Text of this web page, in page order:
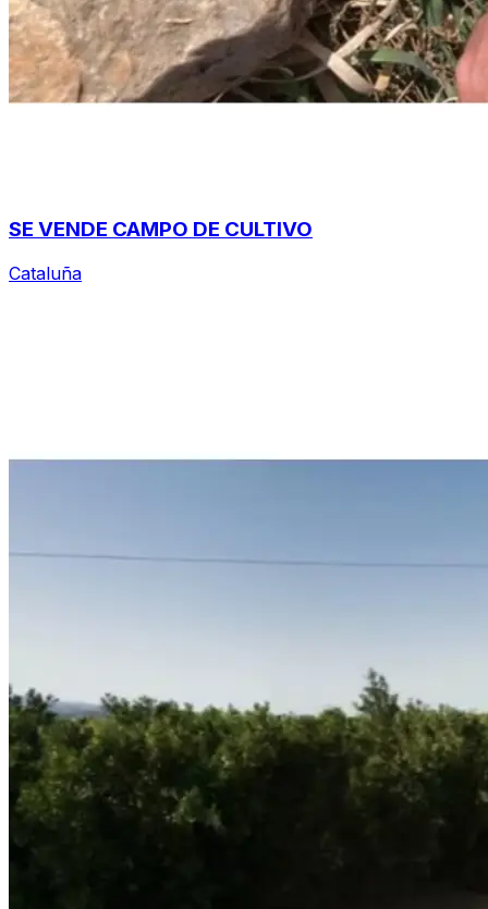
SE VENDE CAMPO DE CULTIVO
Cataluña